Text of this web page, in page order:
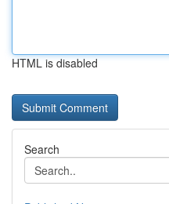
HTML is disabled
Search